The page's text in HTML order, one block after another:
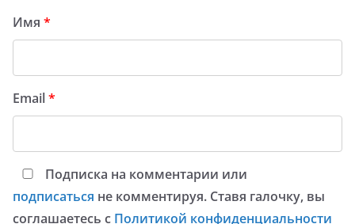
Имя *
Email*
Подписка на комментарии или
подписаться не комментируя. Ставя галочку, вы
соглашаетесь с Политикой конфиденциальности